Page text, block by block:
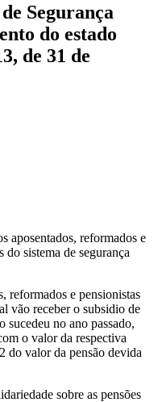
Segurança
do estado
de 31 de
reformados e
do sistema de segurança
reformados e pensionistas
vão receber o subsidio de
sucedeu no ano passado,
o valor da respectiva
do valor da pensão devida
sobre as pensões